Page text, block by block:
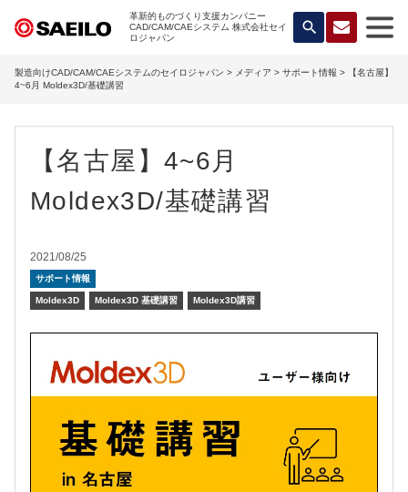
革新的ものづくり支援カンパニー
CAD/CAM/CAEシステム 株式会社セイ
ロジャパン
search
製造向けCAD/CAM/CAEシステムのセイロジャパン > メディア > サポート情報 > 【名古屋】
4~6月 Moldex3D/基礎講習
【名古屋】4~6月
Moldex3D/基礎講習
2021/08/25
サポート情報
Moldex3D Moldex3D 基礎講習 Moldex3D講習